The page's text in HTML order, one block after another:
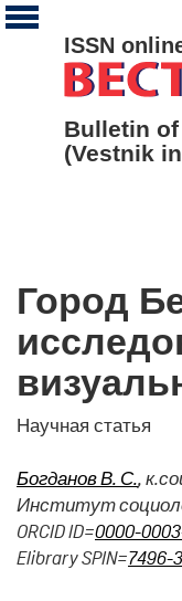
ISSN
Bulletin
(Vestnik
Город
Научная статья
Богданов В. С.,
Институт
ORCID ID=0000-
Elibrary SPIN=7496-